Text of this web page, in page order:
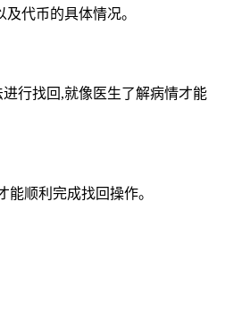
代币的具体情况。
行找回,就像医生了解病情才能
顺利完成找回操作。